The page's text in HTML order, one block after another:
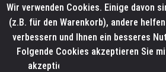
Wir verwenden Cookies. Einige davon
(z.B. für den Warenkorb), andere
verbessern und Ihnen ein besseres
Folgende Cookies akzeptieren Sie
akzeptieren. Weitere